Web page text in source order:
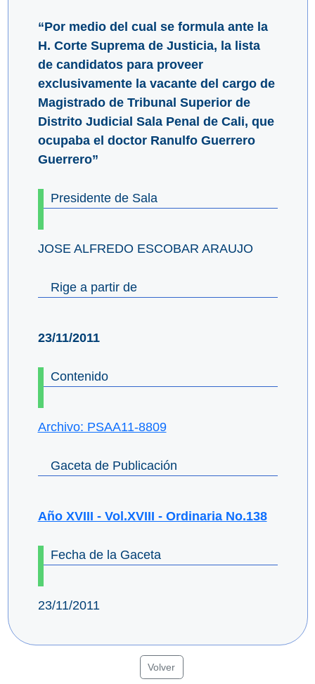
“Por medio del cual se formula ante la
H. Corte Suprema de Justicia, la lista
de candidatos para proveer
exclusivamente la vacante del cargo de
Magistrado de Tribunal Superior de
Distrito Judicial Sala Penal de Cali, que
ocupaba el doctor Ranulfo Guerrero
Guerrero”
Presidente de Sala
JOSE ALFREDO ESCOBAR ARAUJO
Rige a partir de
23/11/2011
Contenido
Archivo: PSAA11-8809
Gaceta de Publicación
Año XVIII - Vol.XVIII - Ordinaria No.138
Fecha de la Gaceta
23/11/2011
Volver